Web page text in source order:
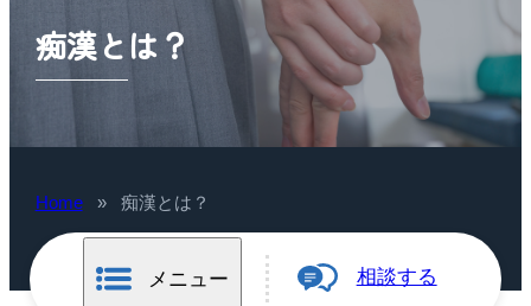
痴漢とは？
Home » 痴漢とは？
メニュー 相談する